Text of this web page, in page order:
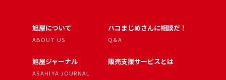
旭屋について
ABOUT US
旭屋ジャーナル
ASAHIYA JOURNAL
ハコまじめさんに相談だ！
Q&A
販売支援サービスとは